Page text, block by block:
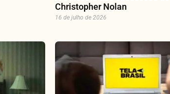
Christopher Nolan
16 de julho de 2026